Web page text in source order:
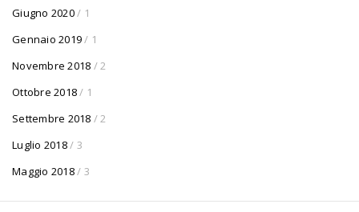
Giugno 2020/ 1
Gennaio 2019/ 1
Novembre 2018 / 2
Ottobre 2018/ 1
Settembre 2018 / 2
Luglio 2018/ 3
Maggio 2018/ 3